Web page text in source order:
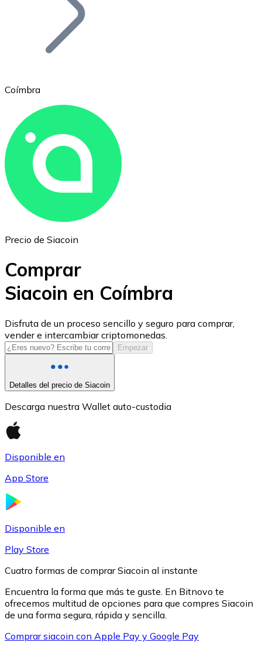
Ethereum
ETH
USD Coin
USDC
Coímbra
Precio de Siacoin
Comprar
Siacoin en Coímbra
Disfruta de un proceso sencillo y seguro para comprar,
vender e intercambiar criptomonedas.
Empezar
Detalles del precio de Siacoin
Descarga nuestra Wallet auto-custodia
Disponible en
App Store
Disponible en
Play Store
Cuatro formas de comprar Siacoin al instante
Encuentra la forma que más te guste. En Bitnovo te
ofrecemos multitud de opciones para que compres Siacoin
de una forma segura, rápida y sencilla.
Comprar siacoin con Apple Pay y Google Pay